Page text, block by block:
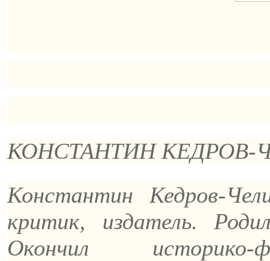
КОНСТАНТИН
Константин Кедров-
критик, издатель.
Окончил историко-